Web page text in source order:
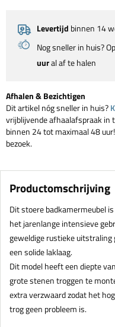
Levertijd binnen 14
Nog sneller in huis?
uural af te halen
Afhalen & Bezichtigen
Dit artikel nóg sneller in huis?
vrijblijvende afhaalafspraak in
binnen 24 tot maximaal 48
bezoek.
Productomschrijving
Dit stoere badkamermeubel
het jarenlange intensieve
geweldige rustieke
een solide laklaag.
Dit model heeft een diepte
grote stenen troggen te
extra verzwaard zodat het
trog geen probleem is.